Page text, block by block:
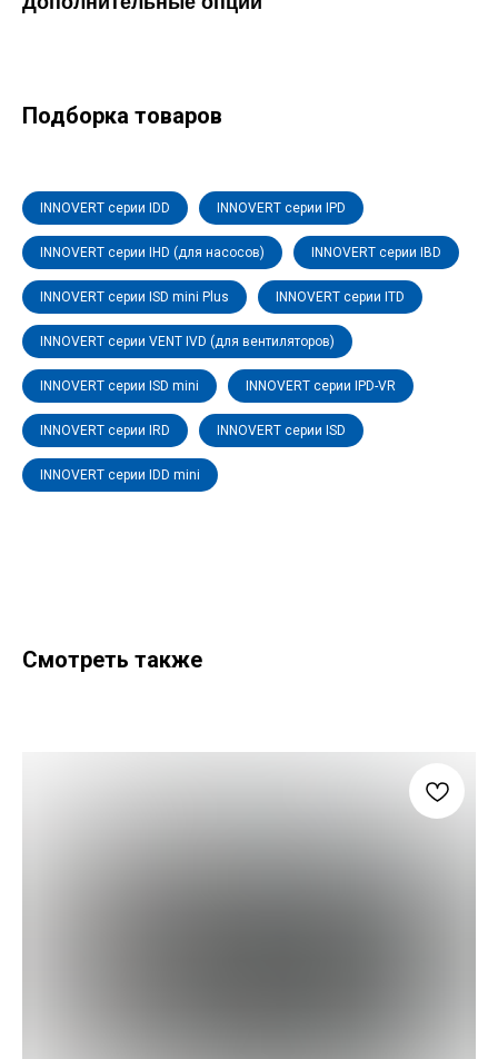
Подборка товаров
INNOVERT серии IDD INNOVERT серии IPD
INNOVERT серии IHD (для насосов) INNOVERT серии IBD
INNOVERT серии ISD mini Plus INNOVERT серии ITD
INNOVERT серии VENT IVD (для вентиляторов)
INNOVERT серии ISD mini INNOVERT серии IPD-VR
INNOVERT серии IRD INNOVERT серии ISD
INNOVERT серии IDD mini
Смотреть также